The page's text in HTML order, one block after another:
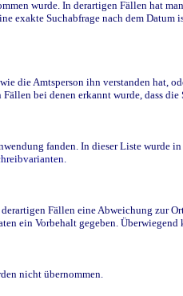
wurde. In derartigen Fällen hat
Suchabfrage nach dem
Amtsperson ihn verstanden hat,
bei denen erkannt wurde, dass
fanden. In dieser Liste wurde
Fällen eine Abweichung zur
ein Vorbehalt gegeben.
nicht übernommen.